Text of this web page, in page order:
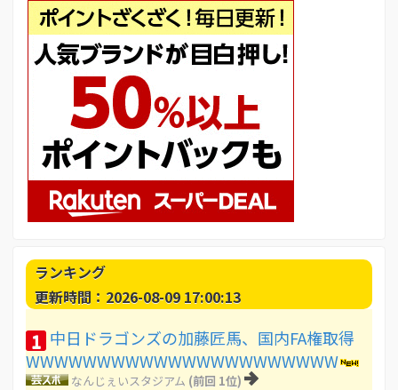
ランキング
更新時間：2026-08-09 17:00:13
1 中日ドラゴンズの加藤匠馬、国内FA権取得
WWWWWWWWWWWWWWWWWWWWWW
なんじぇいスタジアム (前回 1位)